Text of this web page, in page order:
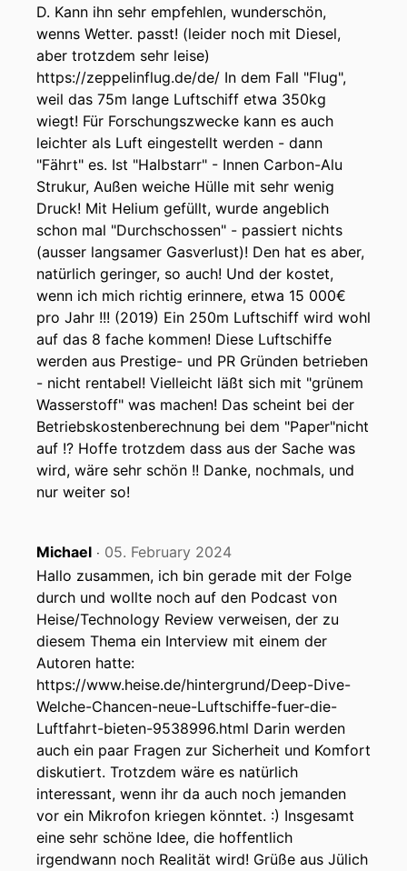
D. Kann ihn sehr empfehlen, wunderschön,
wenns Wetter. passt! (leider noch mit Diesel,
aber trotzdem sehr leise)
https://zeppelinflug.de/de/ In dem Fall "Flug",
weil das 75m lange Luftschiff etwa 350kg
wiegt! Für Forschungszwecke kann es auch
leichter als Luft eingestellt werden - dann
"Fährt" es. Ist "Halbstarr" - Innen Carbon-Alu
Strukur, Außen weiche Hülle mit sehr wenig
Druck! Mit Helium gefüllt, wurde angeblich
schon mal "Durchschossen" - passiert nichts
(ausser langsamer Gasverlust)! Den hat es aber,
natürlich geringer, so auch! Und der kostet,
wenn ich mich richtig erinnere, etwa 15 000€
pro Jahr !!! (2019) Ein 250m Luftschiff wird wohl
auf das 8 fache kommen! Diese Luftschiffe
werden aus Prestige- und PR Gründen betrieben
- nicht rentabel! Vielleicht läßt sich mit "grünem
Wasserstoff" was machen! Das scheint bei der
Betriebskostenberechnung bei dem "Paper"nicht
auf !? Hoffe trotzdem dass aus der Sache was
wird, wäre sehr schön !! Danke, nochmals, und
nur weiter so!
Michael ‧ 05. February 2024
Hallo zusammen, ich bin gerade mit der Folge
durch und wollte noch auf den Podcast von
Heise/Technology Review verweisen, der zu
diesem Thema ein Interview mit einem der
Autoren hatte:
https://www.heise.de/hintergrund/Deep-Dive-
Welche-Chancen-neue-Luftschiffe-fuer-die-
Luftfahrt-bieten-9538996.html Darin werden
auch ein paar Fragen zur Sicherheit und Komfort
diskutiert. Trotzdem wäre es natürlich
interessant, wenn ihr da auch noch jemanden
vor ein Mikrofon kriegen könntet. :) Insgesamt
eine sehr schöne Idee, die hoffentlich
irgendwann noch Realität wird! Grüße aus Jülich